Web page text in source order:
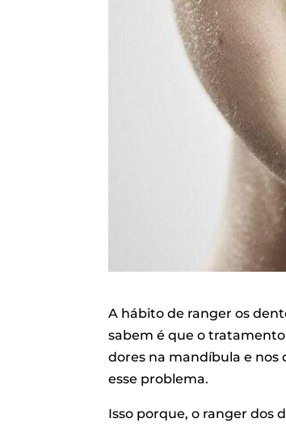
A hábito de ranger os
sabem é que o
dores na mandíbula e nos
esse problema.
Isso porque, o ranger dos